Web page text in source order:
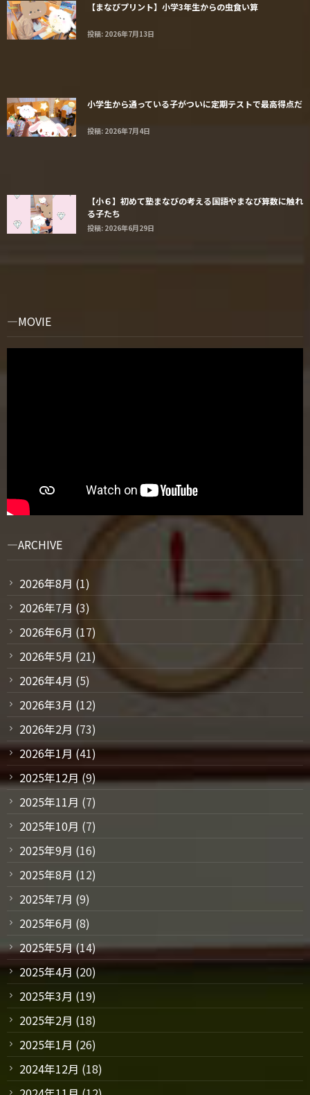
【まなびプリント】小学3年生からの虫食い算
投稿: 2026年7月13日
小学生から通っている子がついに定期テストで最高得点だ
投稿: 2026年7月4日
【小６】初めて塾まなびの考える国語やまなび算数に触れ
る子たち
投稿: 2026年6月29日
MOVIE
ARCHIVE
2026年8月 (1)
2026年7月 (3)
2026年6月 (17)
2026年5月 (21)
2026年4月 (5)
2026年3月 (12)
2026年2月 (73)
2026年1月(41)
2025年12月 (9)
2025年11月 (7)
2025年10月 (7)
2025年9月 (16)
2025年8月 (12)
2025年7月 (9)
2025年6月 (8)
2025年5月(14)
2025年4月 (20)
2025年3月 (19)
2025年2月 (18)
2025年1月 (26)
2024年12月 (18)